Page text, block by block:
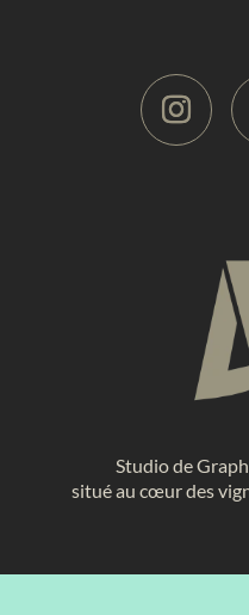
Studio de
situé au cœur des